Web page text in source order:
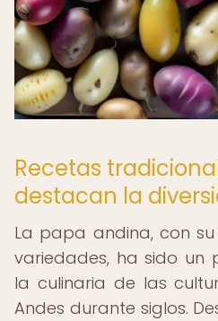
Recetas
destacan la
La papa andina, con
variedades, ha sido un
la culinaria de las
Andes durante siglos.